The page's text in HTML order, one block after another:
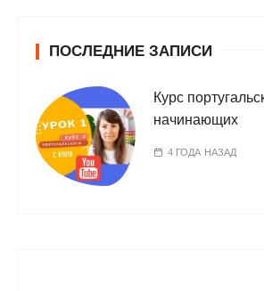
ПОСЛЕДНИЕ ЗАПИСИ
Курс
начинающих
4 ГОДА НАЗАД